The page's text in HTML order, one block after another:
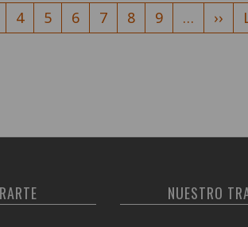
Página
4 Página
5 Página
6 Página
7 Página
8 Página
9 … ››
NUESTRO